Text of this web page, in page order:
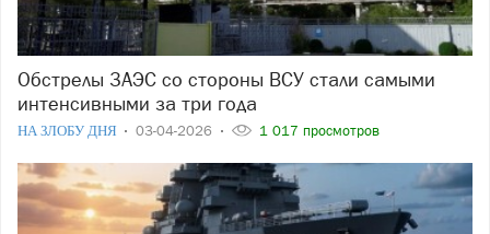
Обстрелы ЗАЭС со стороны ВСУ стали самыми
интенсивными за три года
НА ЗЛОБУ ДНЯ 03-04-2026 1 017 просмотров